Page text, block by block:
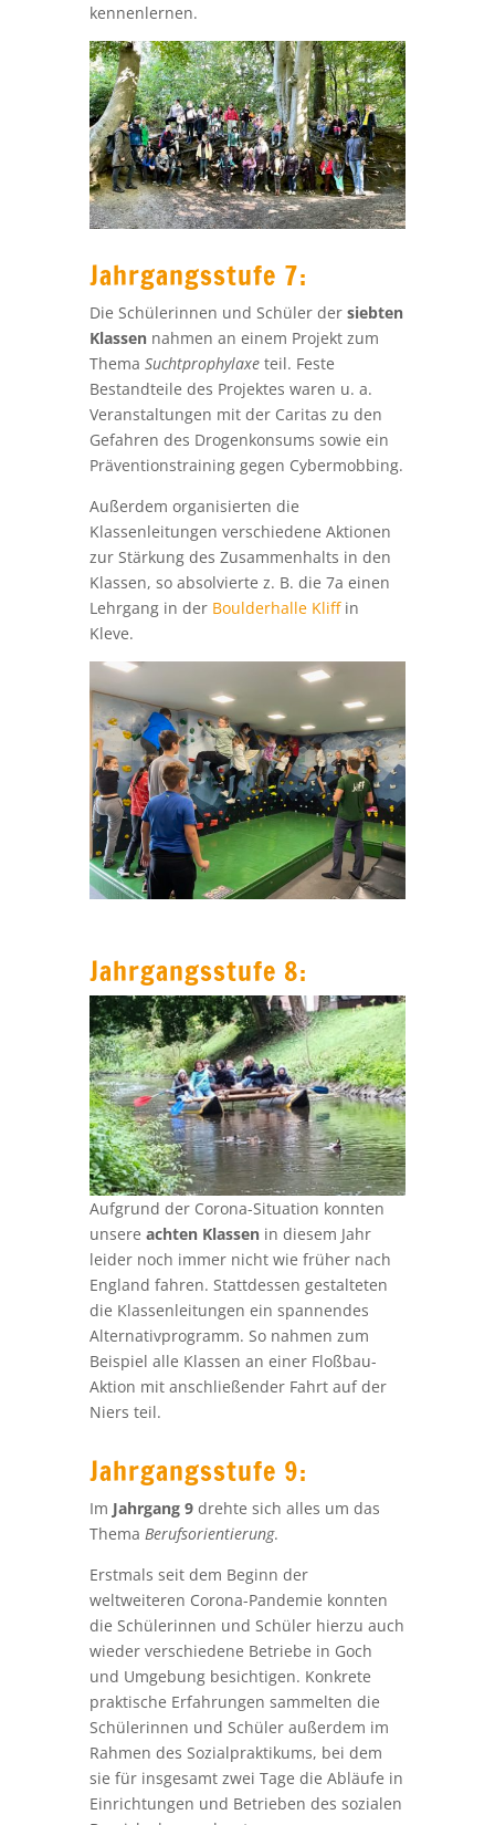
kennenlernen.
Jahrgangsstufe 7:
Die Schülerinnen und Schüler der siebten
Klassennahmen an einem Projekt zum
Thema Suchtprophylaxeteil. Feste
Bestandteile des Projektes waren u. a.
Veranstaltungen mit der Caritas zu den
Gefahren des Drogenkonsums sowie ein
Präventionstraining gegen Cybermobbing.
Außerdem organisierten die
Klassenleitungen verschiedene Aktionen
zur Stärkung des Zusammenhalts in den
Klassen, so absolvierte z. B. die 7a einen
Lehrgang in der Boulderhalle Kliffin
Kleve.
Jahrgangsstufe 8:
Aufgrund der Corona-Situation konnten
unsere achten Klassenin diesem Jahr
leider noch immer nicht wie früher nach
England fahren. Stattdessen gestalteten
die Klassenleitungen ein spannendes
Alternativprogramm. So nahmen zum
Beispiel alle Klassen an einer Floßbau-
Aktion mit anschließender Fahrt auf der
Niers teil.
Jahrgangsstufe 9:
Im Jahrgang 9drehte sich alles um das
Thema Berufsorientierung.
Erstmals seit dem Beginn der
weltweiteren Corona-Pandemie konnten
die Schülerinnen und Schüler hierzu auch
wieder verschiedene Betriebe in Goch
und Umgebung besichtigen. Konkrete
praktische Erfahrungen sammelten die
Schülerinnen und Schüler außerdem im
Rahmen des Sozialpraktikums, bei dem
sie für insgesamt zwei Tage die Abläufe in
Einrichtungen und Betrieben des sozialen